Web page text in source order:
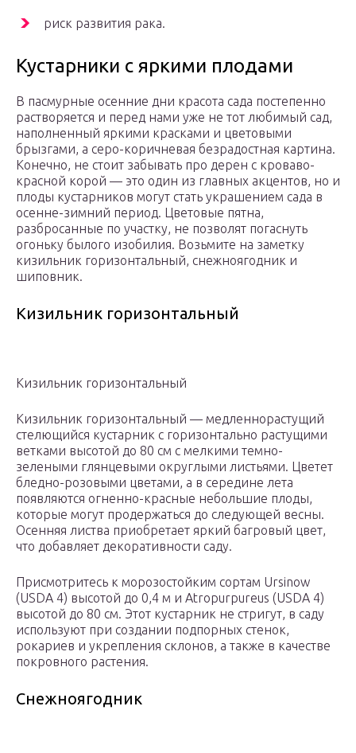
риск развития рака.
Кустарники с яркими плодами
В пасмурные осенние дни красота сада постепенно
растворяется и перед нами уже не тот любимый сад,
наполненный яркими красками и цветовыми
брызгами, а серо-коричневая безрадостная картина.
Конечно, не стоит забывать про дерен с кроваво-
красной корой — это один из главных акцентов, но и
плоды кустарников могут стать украшением сада в
осенне-зимний период. Цветовые пятна,
разбросанные по участку, не позволят погаснуть
огоньку былого изобилия. Возьмите на заметку
кизильник горизонтальный, снежноягодник и
шиповник.
Кизильник горизонтальный
Кизильник горизонтальный
Кизильник горизонтальный — медленнорастущий
стелющийся кустарник с горизонтально растущими
ветками высотой до 80 см с мелкими темно-
зелеными глянцевыми округлыми листьями. Цветет
бледно-розовыми цветами, а в середине лета
появляются огненно-красные небольшие плоды,
которые могут продержаться до следующей весны.
Осенняя листва приобретает яркий багровый цвет,
что добавляет декоративности саду.
Присмотритесь к морозостойким сортам Ursinow
(USDA 4) высотой до 0,4 м и Atropurpureus (USDA 4)
высотой до 80 см. Этот кустарник не стригут, в саду
используют при создании подпорных стенок,
рокариев и укрепления склонов, а также в качестве
покровного растения.
Снежноягодник